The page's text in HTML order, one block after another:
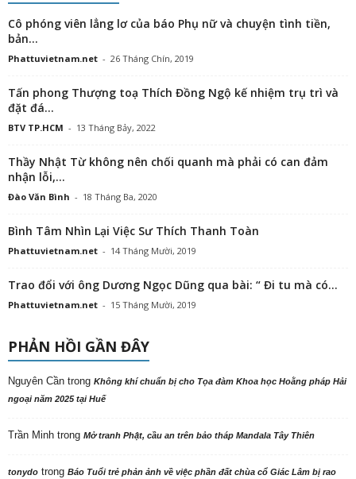
Cô phóng viên lẳng lơ của báo Phụ nữ và chuyện tình tiền,
bản...
Phattuvietnam.net - 26 Tháng Chín, 2019
Tấn phong Thượng toạ Thích Đồng Ngộ kế nhiệm trụ trì và
đặt đá...
BTV TP.HCM - 13 Tháng Bảy, 2022
Thầy Nhật Từ không nên chối quanh mà phải có can đảm
nhận lỗi,...
Đào Văn Bình - 18 Tháng Ba, 2020
Bình Tâm Nhìn Lại Việc Sư Thích Thanh Toàn
Phattuvietnam.net - 14 Tháng Mười, 2019
Trao đổi với ông Dương Ngọc Dũng qua bài: “ Đi tu mà có...
Phattuvietnam.net - 15 Tháng Mười, 2019
PHẢN HỒI GẦN ĐÂY
Nguyên Cần trong Không khí chuẩn bị cho Tọa đàm Khoa học Hoằng pháp Hải
ngoại năm 2025 tại Huế
Trần Minh trong Mở tranh Phật, cầu an trên bảo tháp Mandala Tây Thiên
tonydo trong Báo Tuổi trẻ phản ảnh về việc phần đất chùa cổ Giác Lâm bị rao